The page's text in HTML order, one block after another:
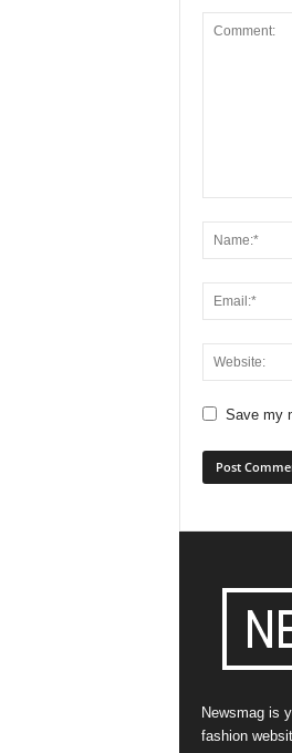
Save my
Newsmag is
fashion